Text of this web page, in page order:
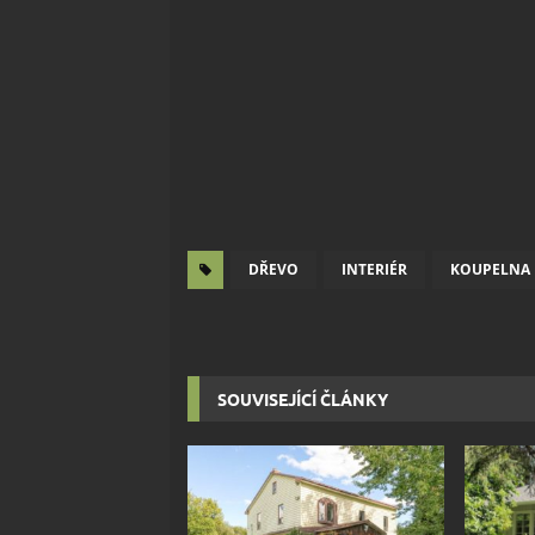
DŘEVO INTERIÉR KOUPELNA
SOUVISEJÍCÍ ČLÁNKY